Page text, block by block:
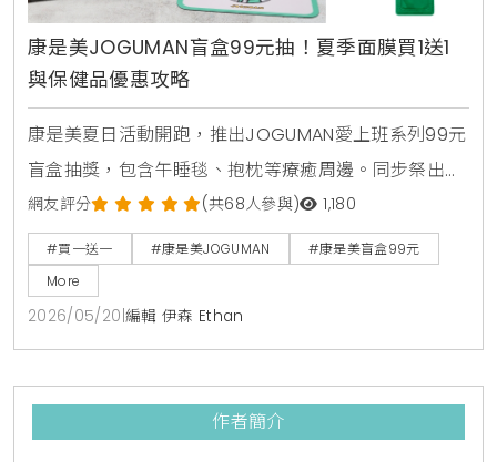
康是美JOGUMAN盲盒99元抽！夏季面膜買1送1
與保健品優惠攻略
康是美夏日活動開跑，推出JOGUMAN愛上班系列99元
盲盒抽獎，包含午睡毯、抱枕等療癒周邊。同步祭出活
力健康節保健品買1送1與金卡會員面膜點數30倍送，由
美妝生活專家分享夏日補給省錢攻略。
網友評分 (共68人參與) 1,180
#買一送一 #康是美JOGUMAN
#康是美盲盒99元
More
2026/05/20 編輯 伊森 Ethan
作者簡介